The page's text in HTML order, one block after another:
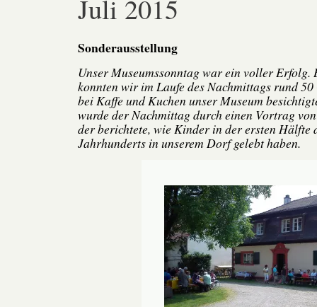
Juli 2015
Sonderausstellung
Unser Museumssonntag war ein voller Erfolg.
konnten wir im Laufe des Nachmittags rund
bei Kaffe und Kuchen unser Museum
wurde der Nachmittag durch einen Vortrag
der berichtete, wie Kinder in der ersten Hälfte
Jahrhunderts in unserem Dorf gelebt haben.